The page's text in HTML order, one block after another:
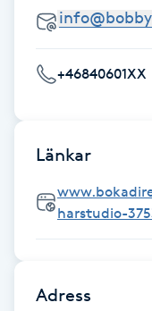
Hollywood Peel
Hot Stone Massage
Hot yoga
Hudföryngring
+46840601XX
Länkar
harstudio-
Adress